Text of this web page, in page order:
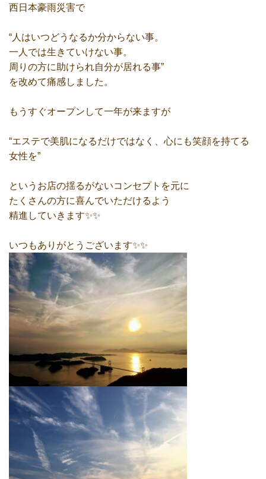
西日本豪雨災害で
“人はいつどうなるか分からない事。
一人では生きていけない事。
周りの方に助けられ自分が居れる事”
を改めて痛感しました。
もうすぐオープンして一年が来ますが
“エステで美肌になるだけではなく、心にも笑顔を持てる
女性を”
というお店の揺るがないコンセプトを元に
たくさんの方に喜んでいただけるよう
精進していきます✨✨
いつもありがとうございます✨✨